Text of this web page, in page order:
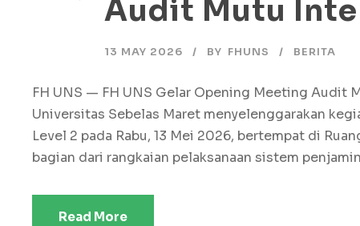
Audit Mutu
13 MAY 2026 BY FHUNS BERITA
FH UNS — FH UNS Gelar Opening Meeting Audit
Universitas Sebelas Maret menyelenggarakan
Level 2 pada Rabu, 13 Mei 2026, bertempat di
bagian dari rangkaian pelaksanaan sistem
Read More